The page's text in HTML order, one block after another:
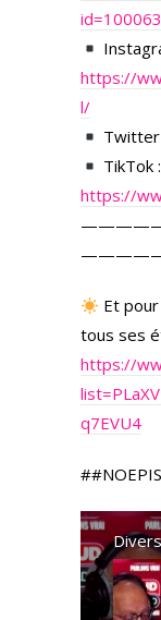
https://
l/
TikTok :
https://
Et
tous ses
https://
q7EVU4